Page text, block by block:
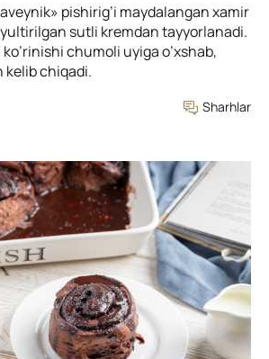
pishirig’i maydalangan xamir
sutli kremdan tayyorlanadi.
chumoli uyiga o’xshab,
kelib chiqadi.
Sharhlar